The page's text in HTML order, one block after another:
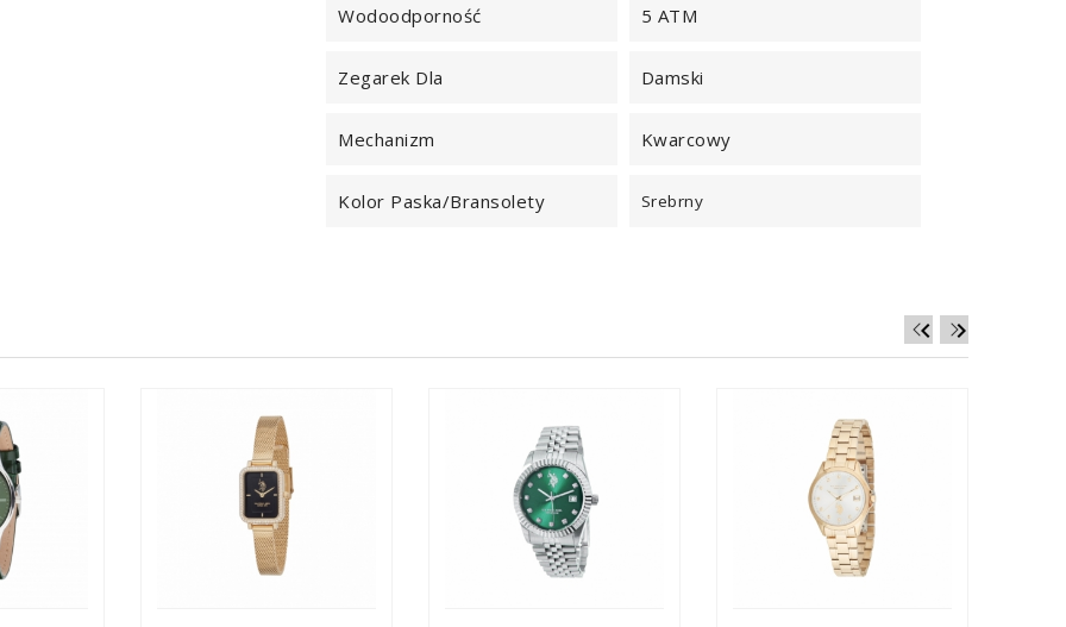
Wodoodporność 5 ATM
Zegarek Dla Damski
Mechanizm Kwarcowy
Kolor Paska/bransolety Srebrny
 